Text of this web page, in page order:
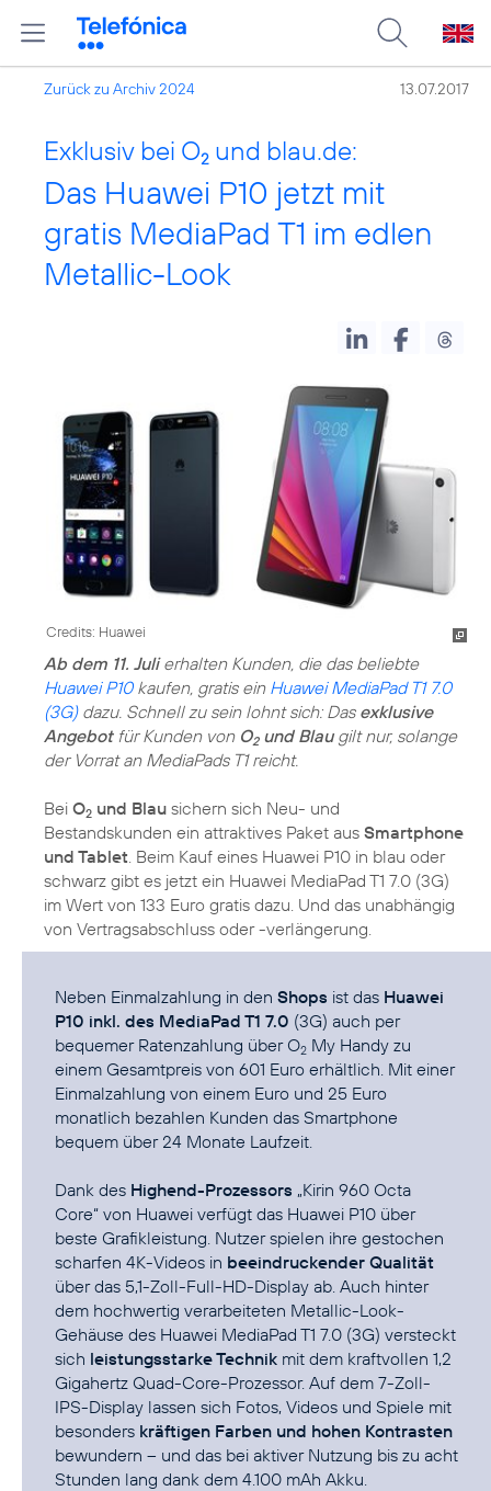
Zurück zu Archiv 2024 13.07.2017
Exklusiv bei O2 und blau.de:
Das Huawei P10 jetzt mit
gratis MediaPad T1 im edlen
Metallic-Look
Credits: Huawei
Ab dem 11. Julierhalten Kunden, die das beliebte
Huawei P10kaufen, gratis ein Huawei MediaPad T1 7.0
(3G)dazu. Schnell zu sein lohnt sich: Das exklusive
Angebotfür Kunden von O2und Blaugilt nur, solange
der Vorrat an MediaPads T1 reicht.
Bei O2 und Blau sichern sich Neu- und
Bestandskunden ein attraktives Paket aus Smartphone
und Tablet . Beim Kauf eines Huawei P10 in blau oder
schwarz gibt es jetzt ein Huawei MediaPad T1 7.0 (3G)
im Wert von 133 Euro gratis dazu. Und das unabhängig
von Vertragsabschluss oder -verlängerung.
Neben Einmalzahlung in den Shops ist das Huawei
P10 inkl. des MediaPad T1 7.0 (3G) auch per
bequemer Ratenzahlung überO2 My Handy zu
einem Gesamtpreis von 601 Euro erhältlich. Mit einer
Einmalzahlung von einem Euro und 25 Euro
monatlich bezahlen Kunden das Smartphone
bequem über 24 Monate Laufzeit.
Dank des Highend-Prozessors „Kirin 960 Octa
Core“ von Huawei verfügt das Huawei P10 über
beste Grafikleistung. Nutzer spielen ihre gestochen
scharfen 4K-Videos in beeindruckender Qualität
über das 5,1-Zoll-Full-HD-Display ab. Auch hinter
dem hochwertig verarbeiteten Metallic-Look-
Gehäuse des Huawei MediaPad T1 7.0 (3G) versteckt
sich leistungsstarke Technik mit dem kraftvollen 1,2
Gigahertz Quad-Core-Prozessor. Auf dem 7-Zoll-
IPS-Display lassen sich Fotos, Videos und Spiele mit
besonders kräftigen Farben und hohen Kontrasten
bewundern – und das bei aktiver Nutzung bis zu acht
Stunden lang dank dem 4.100 mAh Akku.